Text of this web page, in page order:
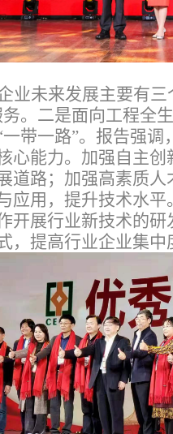
业未来发展主要有
。二是面向工程全
带一路”。报告强
心能力。加强自主
道路；加强高素质
应用，提升技术水
开展行业新技术的
，提高行业企业集中